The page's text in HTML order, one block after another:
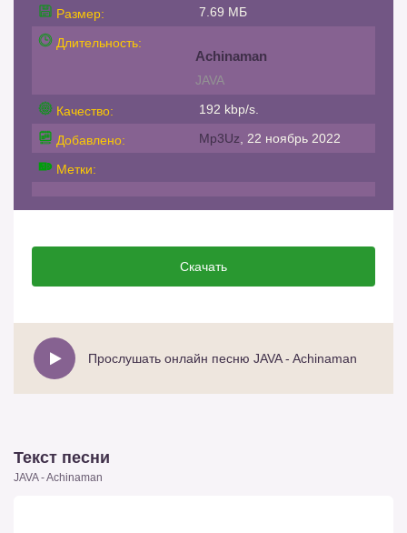
Размер: 7.69 МБ
Длительность:
Achinaman
JAVA
Качество: 192 kbp/s.
Добавлено: Mp3Uz , 22 ноябрь 2022
Метки:
Скачать
Прослушать онлайн песню JAVA - Achinaman
Текст песни
JAVA - Achinaman